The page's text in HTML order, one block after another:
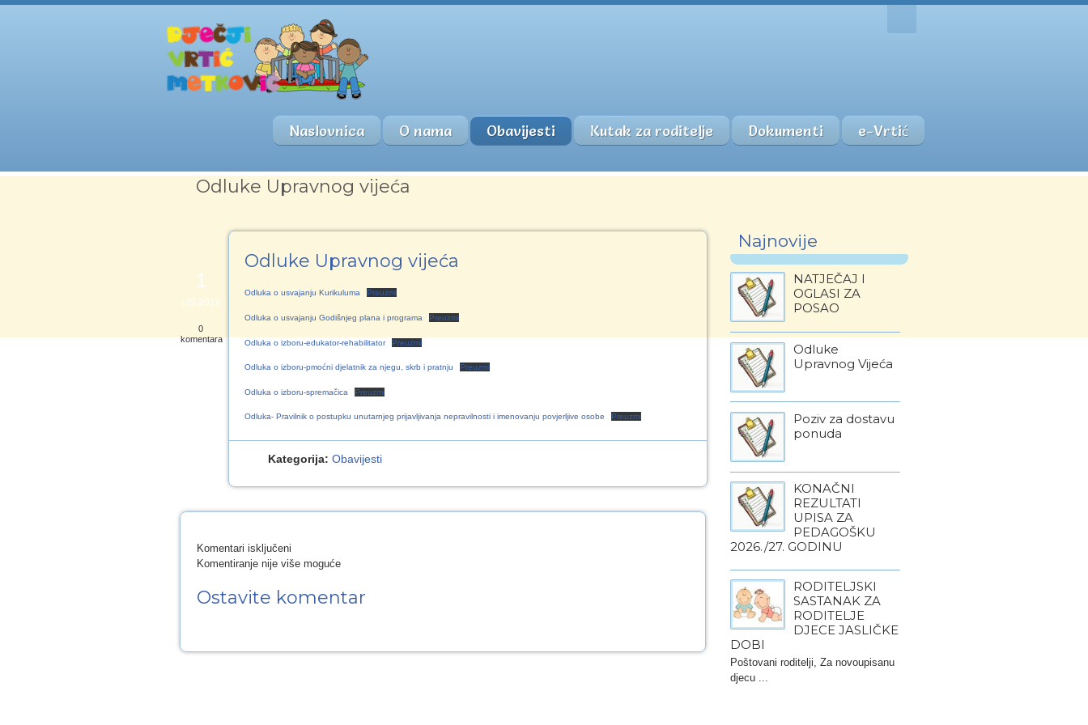
Naslovnica O nama Obavijesti Kutak za roditelje Dokumenti e-Vrtić
Odluke Upravnog vijeća
1
LIS.2019
0
komentara
Odluke Upravnog vijeća
Odluka o usvajanju Kurikuluma Preuzmi
Odluka o usvajanju Godišnjeg plana i programa Preuzmi
Odluka o izboru-edukator-rehabilitator Preuzmi
Odluka o izboru-pmoćni djelatnik za njegu, skrb i pratnju Preuzmi
Odluka o izboru-spremačica Preuzmi
Odluka- Pravilnik o postupku unutarnjeg prijavljivanja nepravilnosti i imenovanju povjerljive osobe Preuzmi
Kategorija: Obavijesti
Komentari isključeni
Odluke
vijeća
Komentiranje nije više moguće
Ostavite komentar
Najnovije
NATJEČAJ I
OGLASI ZA
POSAO
Odluke
Upravnog Vijeća
Poziv za dostavu
ponuda
KONAČNI
REZULTATI
UPISA ZA
PEDAGOŠKU
2026./27. GODINU
RODITELJSKI
SASTANAK ZA
RODITELJE
DJECE JASLIČKE
DOBI
Poštovani roditelji, Za novoupisanu
djecu ...